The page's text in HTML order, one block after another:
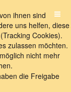
die Freigabe
ihnen sind
uns helfen, diese
Cookies).
zulassen möchten.
nicht mehr